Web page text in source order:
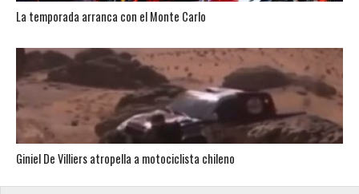
La temporada arranca con el Monte Carlo
Giniel De Villiers atropella a motociclista chileno